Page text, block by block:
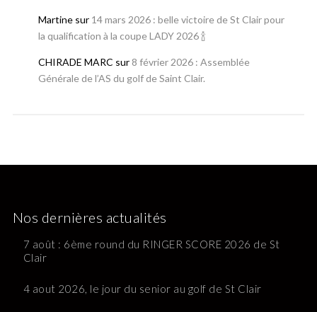
Martinesur 14 mars 2026 : belle victoire de St Clair pour
la qualification à la coupe LADY 2026 🍾
CHIRADE MARC sur 8 février 2026 : Assemblée
Générale de l’AS du golf de Saint Clair.
Nos dernières actualités
7 août : 6ème round du RINGER SCORE 2026 de St
Clair
4 aout 2026, le jour du senior au golf de St Clair